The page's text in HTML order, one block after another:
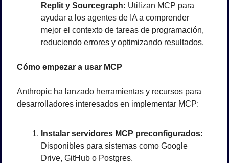
Replit y Sourcegraph: Utilizan MCP para
ayudar a los agentes de IA a comprender
mejor el contexto de tareas de programación,
reduciendo errores y optimizando resultados.
Cómo empezar a usar MCP
Anthropic ha lanzado herramientas y recursos para
desarrolladores interesados en implementar MCP:
Instalar servidores MCP preconfigurados:
Disponibles para sistemas como Google
Drive, GitHub o Postgres.